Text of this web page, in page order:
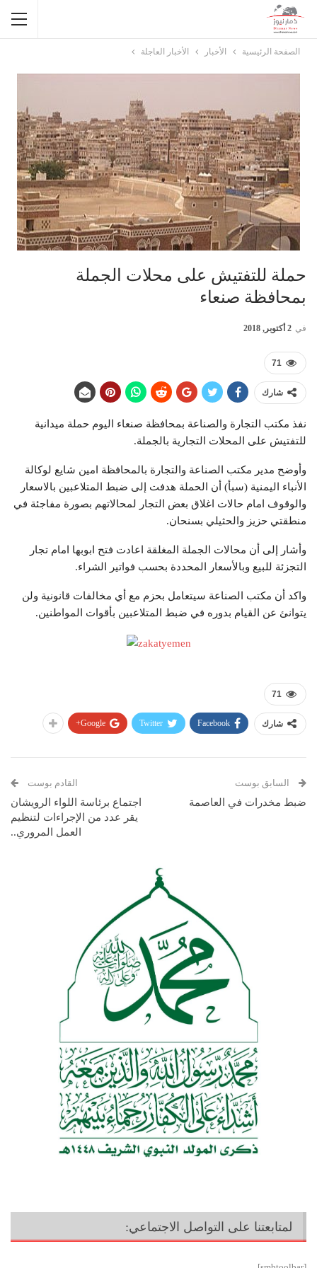
الصفحة الرئيسية الأخبار الأخبار العاجلة
حملة للتفتيش على محلات الجملة
بمحافظة صنعاء
في 2 أكتوبر, 2018
71
شارك
نفذ مكتب التجارة والصناعة بمحافظة صنعاء اليوم حملة ميدانية
للتفتيش على المحلات التجارية بالجملة.
وأوضح مدير مكتب الصناعة والتجارة بالمحافظة امين شايع لوكالة
الأنباء اليمنية (سبأ) أن الحملة هدفت إلى ضبط المتلاعبين بالاسعار
والوقوف امام حالات اغلاق بعض التجار لمحالاتهم بصورة مفاجئة في
منطقتي حزيز والحثيلي بسنحان.
وأشار إلى أن محالات الجملة المغلقة اعادت فتح ابوبها امام تجار
التجزئة للبيع وبالأسعار المحددة بحسب فواتير الشراء.
واكد أن مكتب الصناعة سيتعامل بحزم مع أي مخالفات قانونية ولن
يتوانئ عن القيام بدوره في ضبط المتلاعبين بأقوات المواطنين.
71
شارك Facebook
Twitter
Google+
السابق بوست
ضبط مخدرات في العاصمة
القادم بوست
اجتماع برئاسة اللواء الرويشان
يقر عدد من الإجراءات لتنظيم
العمل المروري..
لمتابعتنا على التواصل الاجتماعي: